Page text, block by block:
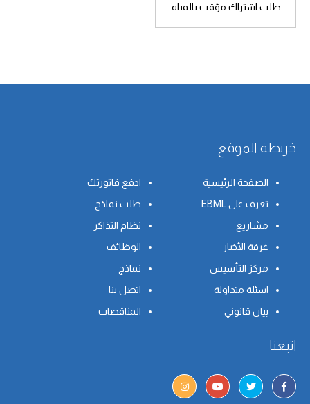
طلب اشتراك مؤقت بالمياه
خريطة الموقع
الصفحة الرئيسية
ادفع فاتورتك
تعرف على EBML
طلب نماذج
مشاريع
نظام التذاكر
غرفة الأخبار
الوظائف
مركز التأسيس
نماذج
اسئلة متداولة
اتصل بنا
بيان قانوني
المناقصات
اتبعنا